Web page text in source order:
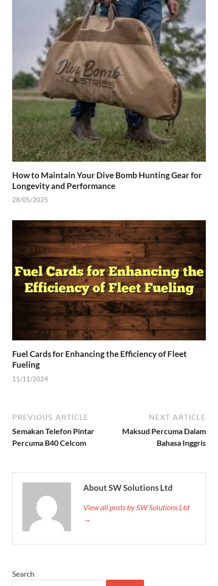
How to Maintain Your Dive Bomb Hunting Gear for
Longevity and Performance
28/05/2025
Fuel Cards for Enhancing the Efficiency of Fleet
Fueling
11/11/2024
PREVIOUS ARTICLE
Semakan Telefon Pintar
Percuma B40 Celcom
NEXT ARTICLE
Maksud Percuma Dalam
Bahasa Inggris
About SW Solutions Ltd
View all posts by SW Solutions Ltd
→
Search